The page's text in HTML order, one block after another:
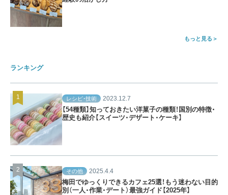
もっと見る
ランキング
レシピ・技術 2023.12.7
【54種類】知っておきたい洋菓子の種類！国別の特徴・
歴史も紹介【スイーツ・デザート・ケーキ】
その他 2025.4.4
梅田でゆっくりできるカフェ25選！もう迷わない目的
別（一人・作業・デート）最強ガイド【2025年】